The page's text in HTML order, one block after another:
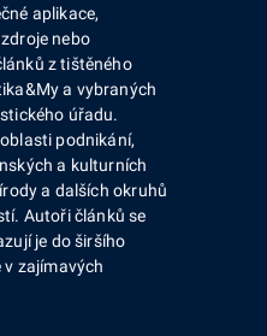
aplikace,
nebo
z tištěného
a vybraných
úřadu.
podnikání,
a kulturních
a dalších okruhů
Autoři článků se
je do širšího
v zajímavých